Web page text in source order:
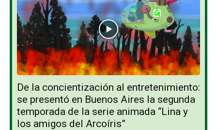
De la concientización al entretenimiento:
se presentó en Buenos Aires la segunda
temporada de la serie animada “Lina y
los amigos del Arcoíris”